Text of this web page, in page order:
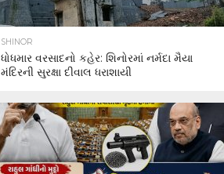
SHINOR
ધોધમાર વરસાદનો કહેર: શિનોરમાં નર્મદા મૈયા
મંદિરની સુરક્ષા દીવાલ ધરાશાયી